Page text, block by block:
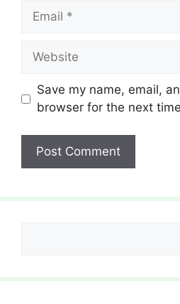
Email
Website
Save my name, email,
browser for the next